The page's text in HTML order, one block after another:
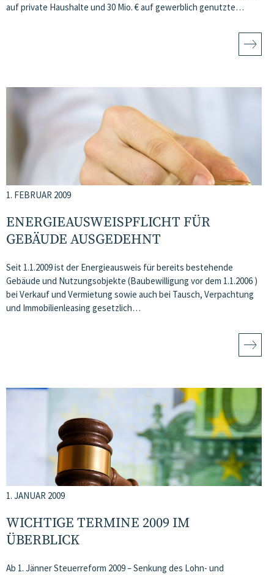
auf private Haushalte und 30 Mio. € auf gewerblich genutzte…
1. FEBRUAR 2009
ENERGIEAUSWEISPFLICHT FÜR
GEBÄUDE AUSGEDEHNT
Seit 1.1.2009 ist der Energieausweis für bereits bestehende
Gebäude und Nutzungsobjekte (Baubewilligung vor dem 1.1.2006 )
bei Verkauf und Vermietung sowie auch bei Tausch, Verpachtung
und Immobilienleasing gesetzlich…
1. JANUAR 2009
WICHTIGE TERMINE 2009 IM
ÜBERBLICK
Ab 1. Jänner Steuerreform 2009 – Senkung des Lohn- und